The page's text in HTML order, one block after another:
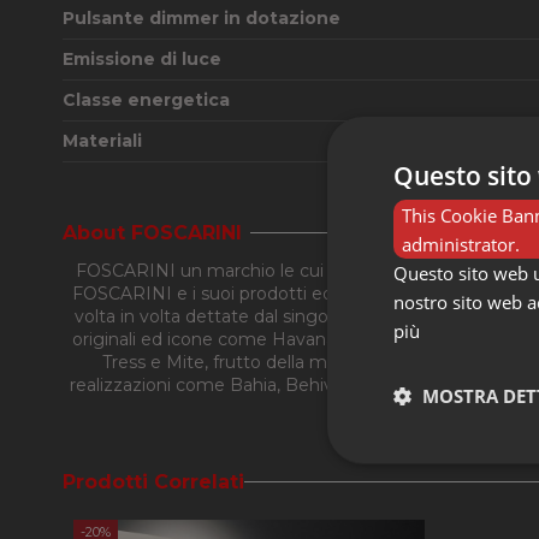
Pulsante dimmer in dotazione
Emissione di luce
Classe energetica
Materiali
About FOSCARINI
FOSCARINI un marchio le cui lampade nascono
FOSCARINI e i suoi prodotti ed è grazie a questi validi
volta in volta dettate dal singolo progetto. La
originali ed icone come Havana, la prima lampada
Tress e Mite, frutto della mente dell’indiscusso
realizzazioni come Bahia, Behive, Aplomb, Birdie,
Prodotti Correlati
-20%
Questo
This Cookie
administrator.
Questo sito web
nostro sito web
più
MOSTRA